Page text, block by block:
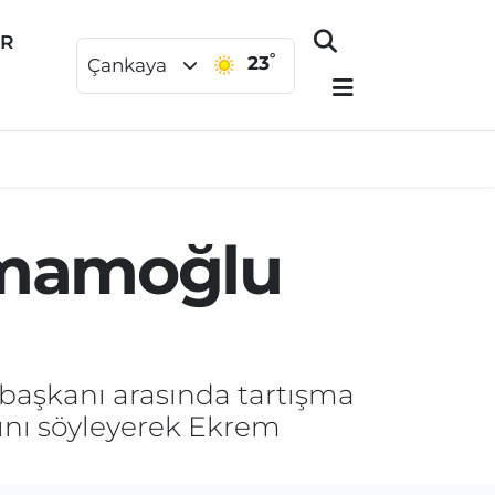
Çankaya 23°
arasında tartışma
söyleyerek Ekrem